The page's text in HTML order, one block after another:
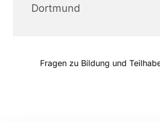
Dortmund
Fragen zu Bildung und